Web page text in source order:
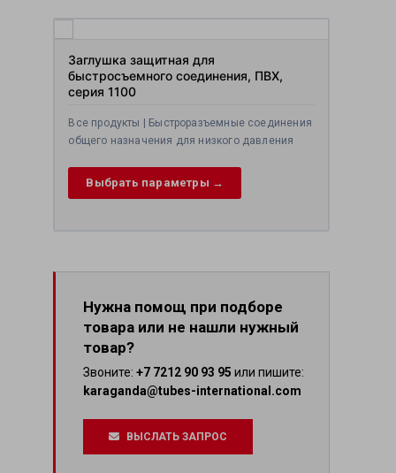
Заглушка защитная для
быстросъемного соединения, ПВХ,
серия 1100
Все продукты | Быстроразъемные соединения
общего назначения для низкого давления
Выбрать параметры →
Нужна помощ при подборе
товара или не нашли нужный
товар?
Звоните: +7 7212 90 93 95 или пишите:
karaganda@tubes-international.com
ВЫСЛАТЬ ЗАПРОС